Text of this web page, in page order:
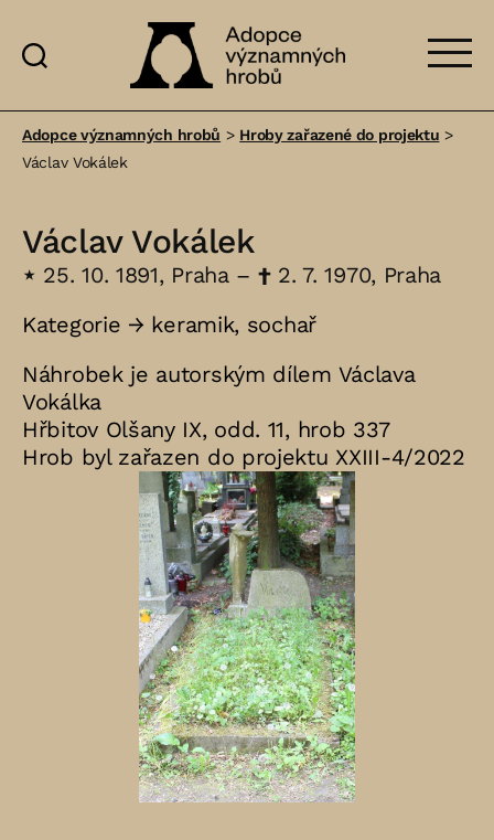
významných
Adopce významných hrobů > Hroby zařazené do projektu >
Václav Vokálek
Václav Vokálek
⋆ 25. 10. 1891, Praha – †2. 7. 1970, Praha
Kategorie → keramik, sochař
Náhrobek je autorským dílem Václava
Vokálka
Hřbitov Olšany IX, odd. 11, hrob 337
Hrob byl zařazen do projektu XXIII-4/2022